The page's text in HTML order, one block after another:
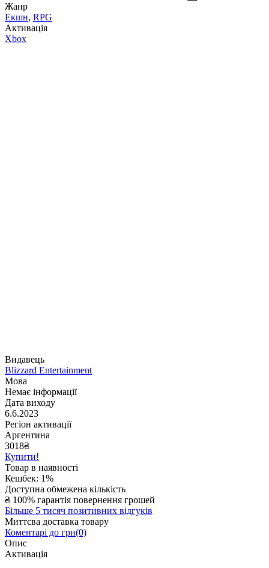
Жанр
Екшн, RPG
Активація
Xbox
Видавець
Blizzard Entertainment
Мова
Немає інформації
Дата виходу
6.6.2023
Регіон активації
Аргентина
3018₴
Купити!
Товар в наявності
Кешбек: 1%
Доступна обмежена кількість
₴ 100% гарантія повернення грошей
Більше 5 тисяч позитивних відгуків
Миттєва доставка товару
Коментарі до гри(0)
Опис
Активація